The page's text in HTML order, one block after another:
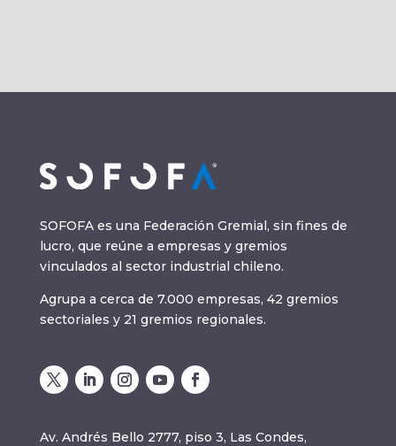
SOFOFA es una Federación Gremial, sin fines de
lucro, que reúne a empresas y gremios
vinculados al sector industrial chileno.
Agrupa a cerca de 7.000 empresas, 42 gremios
sectoriales y 21 gremios regionales.
Av. Andrés Bello 2777, piso 3, Las Condes,